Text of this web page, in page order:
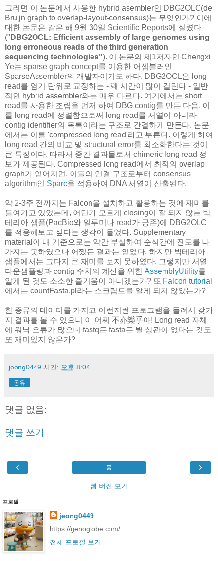
그러면 이 논문에서 사용한 hybrid asembler인 DBG2OLC(de
Bruijn graph to overlap-layout-consensus)는 무엇인가? 이에
대한 논문은 같은 해 9월 30일 Scientific Reports에 실렸다
(" DBG2OCL: Efficient assembly of large genomes using
long erroneous reads of the third generation
sequencing technologies"). 이 논문의 제1저자인 Chengxi
Ye는 sparse graph concept를 이용한 어셈블러인
SparseAssembler의 개발자이기도 하다. DBG2OCL은 long
read를 염기 단위로 교정하는 - 꽤 시간이 많이 걸린다 - 일반
적인 hybrid assembler와는 매우 다르다. 여기에서는 short
read를 사용한 조립을 먼저 하여 DBG contig를 만든 다음, 이
를 long read에 정렬함으로써 long read를 서열이 아니라
contig identifier의 목록이라는 구조로 간결하게 만든다. 논문
에서는 이를 'compressed long read'라고 부른다. 이렇게 하여
long read 간의 비교 및 structural error를 최소화한다는 것이
큰 특징이다. 따라서 중간 결과물로서 chimeric long read 정
보가 제공된다. Compressed long read에서 최적의 overlap
graph가 얻어지면, 이들의 연결 구조로부터 consensus
algorithm인 Sparc을 적용하여 DNA 서열이 산출된다.
약 2-3주 전까지는 Falcon을 설치하고 활용하는 것에 재미를
들여가고 있었는데, 어딘가 모르게 closing이 잘 되지 않는 박
테리아 샘플(PacBio와 일루미나 read가 공존)에 DBG2OLC
를 적용해보고 싶다는 생각이 들었다. Supplementary
material이 내 기준으로는 약간 부실하여 순식간에 진도를 나
가지는 못하였으나 어쨌든 결과는 얻었다. 하지만 박테리아
샘플에서는 그다지 큰 재미를 보지 못하였다. 그렇지만 서열
다운샘플링과 contig 수치의 계산을 위한 AssemblyUtility를
알게 된 것도 소소한 즐거움이 아니겠는가? 또 Falcon tutorial
에서는 countFasta.pl라는 스크립트를 알게 되지 않았는가?
한 종류의 데이터를 가지고 이런저런 프로그램을 돌려서 갖가
지 결과를 볼 수 있으니 이 어찌 不亦樂乎아! Long read 자체
에 워낙 오류가 많으니 fastq든 fasta든 별 상관이 없다는 것도
또 재미있지 않은가?
jeong0449 시간: 오후 8:04
공유
댓글 없음:
댓글 쓰기
‹ ›
홈
웹 버전 보기
프로필
jeong0449
https://genoglobe.com/
전체 프로필 보기